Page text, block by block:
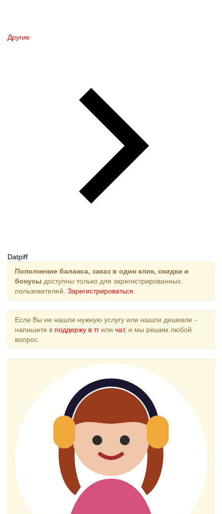
Пополнение баланса, заказ в один клик, скидки и
бонусыдоступны только для зарегистрированных
пользователей.Зарегистрироваться.
Если Вы не нашли нужную услугу или нашли дешевле -
напишите в поддержу в тгиличат , и мы решим любой
вопрос.